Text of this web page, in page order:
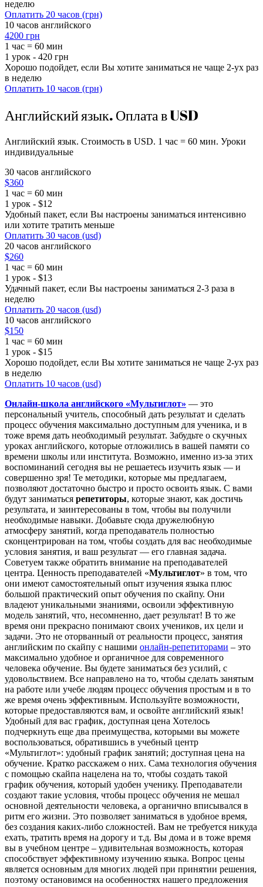
неделю
Оплатить 20 часов (грн)
10 часов английского
4200 грн
1 час = 60 мин
1 урок - 420 грн
Хорошо подойдет, если Вы хотите заниматься не чаще 2-ух раз
в неделю
Оплатить 10 часов (грн)
Английский язык. Оплата в USD
Английский язык. Стоимость в USD. 1 час = 60 мин. Уроки
индивидуальные
30 часов английского
$360
1 час = 60 мин
1 урок - $12
Удобный пакет, если Вы настроены заниматься интенсивно
или хотите тратить меньше
Оплатить 30 часов (usd)
20 часов английского
$260
1 час = 60 мин
1 урок - $13
Удачный пакет, если Вы настроены заниматься 2-3 раза в
неделю
Оплатить 20 часов (usd)
10 часов английского
$150
1 час = 60 мин
1 урок - $15
Хорошо подойдет, если Вы хотите заниматься не чаще 2-ух раз
в неделю
Оплатить 10 часов (usd)
Онлайн-школа английского «Мультиглот» — это
персональный учитель, способный дать результат и сделать
процесс обучения максимально доступным для ученика, и в
тоже время дать необходимый результат. Забудьте о скучных
уроках английского, которые отложились в вашей памяти со
времени школы или института. Возможно, именно из-за этих
воспоминаний сегодня вы не решаетесь изучить язык — и
совершенно зря! Те методики, которые мы предлагаем,
позволяют достаточно быстро и просто освоить язык. С вами
будут заниматься репетиторы, которые знают, как достичь
результата, и заинтересованы в том, чтобы вы получили
необходимые навыки. Добавьте сюда дружелюбную
атмосферу занятий, когда преподаватель полностью
сконцентрирован на том, чтобы создать для вас необходимые
условия занятия, и ваш результат — его главная задача.
Советуем также обратить внимание на преподавателей
центра. Ценность преподавателей «Мультиглот» в том, что
они имеют самостоятельный опыт изучения языка плюс
большой практический опыт обучения по скайпу. Они
владеют уникальными знаниями, освоили эффективную
модель занятий, что, несомненно, дает результат! В то же
время они прекрасно понимают своих учеников, их цели и
задачи. Это не оторванный от реальности процесс, занятия
английским по скайпу с нашими онлайн-репетиторами – это
максимально удобное и органичное для современного
человека обучение. Вы будете заниматься без усилий, с
удовольствием. Все направлено на то, чтобы сделать занятым
на работе или учебе людям процесс обучения простым и в то
же время очень эффективным. Используйте возможности,
которые предоставляются вам, и освойте английский язык!
Удобный для вас график, доступная цена Хотелось
подчеркнуть еще два преимущества, которыми вы можете
воспользоваться, обратившись в учебный центр
«Мультиглот»: удобный график занятий; доступная цена на
обучение. Кратко расскажем о них. Сама технология обучения
с помощью скайпа нацелена на то, чтобы создать такой
график обучения, который удобен ученику. Преподаватели
создают такие условия, чтобы процесс обучения не мешал
основной деятельности человека, а органично вписывался в
ритм его жизни. Это позволяет заниматься в удобное время,
без создания каких-либо сложностей. Вам не требуется никуда
ехать, тратить время на дорогу и т.д. Вы дома и в тоже время
вы в учебном центре – удивительная возможность, которая
способствует эффективному изучению языка. Вопрос цены
является основным для многих людей при принятии решения,
поэтому остановимся на особенностях нашего предложения